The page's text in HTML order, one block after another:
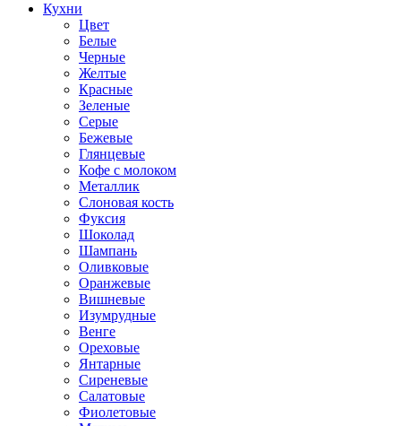
Кухни
Цвет
Белые
Черные
Желтые
Красные
Зеленые
Серые
Бежевые
Глянцевые
Кофе с молоком
Металлик
Слоновая кость
Фуксия
Шоколад
Шампань
Оливковые
Оранжевые
Вишневые
Изумрудные
Венге
Ореховые
Янтарные
Сиреневые
Салатовые
Фиолетовые